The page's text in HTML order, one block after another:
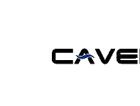
springen